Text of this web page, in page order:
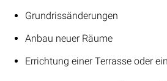
Grundrissänderungen
Anbau neuer Räume
Errichtung einer Terrasse oder